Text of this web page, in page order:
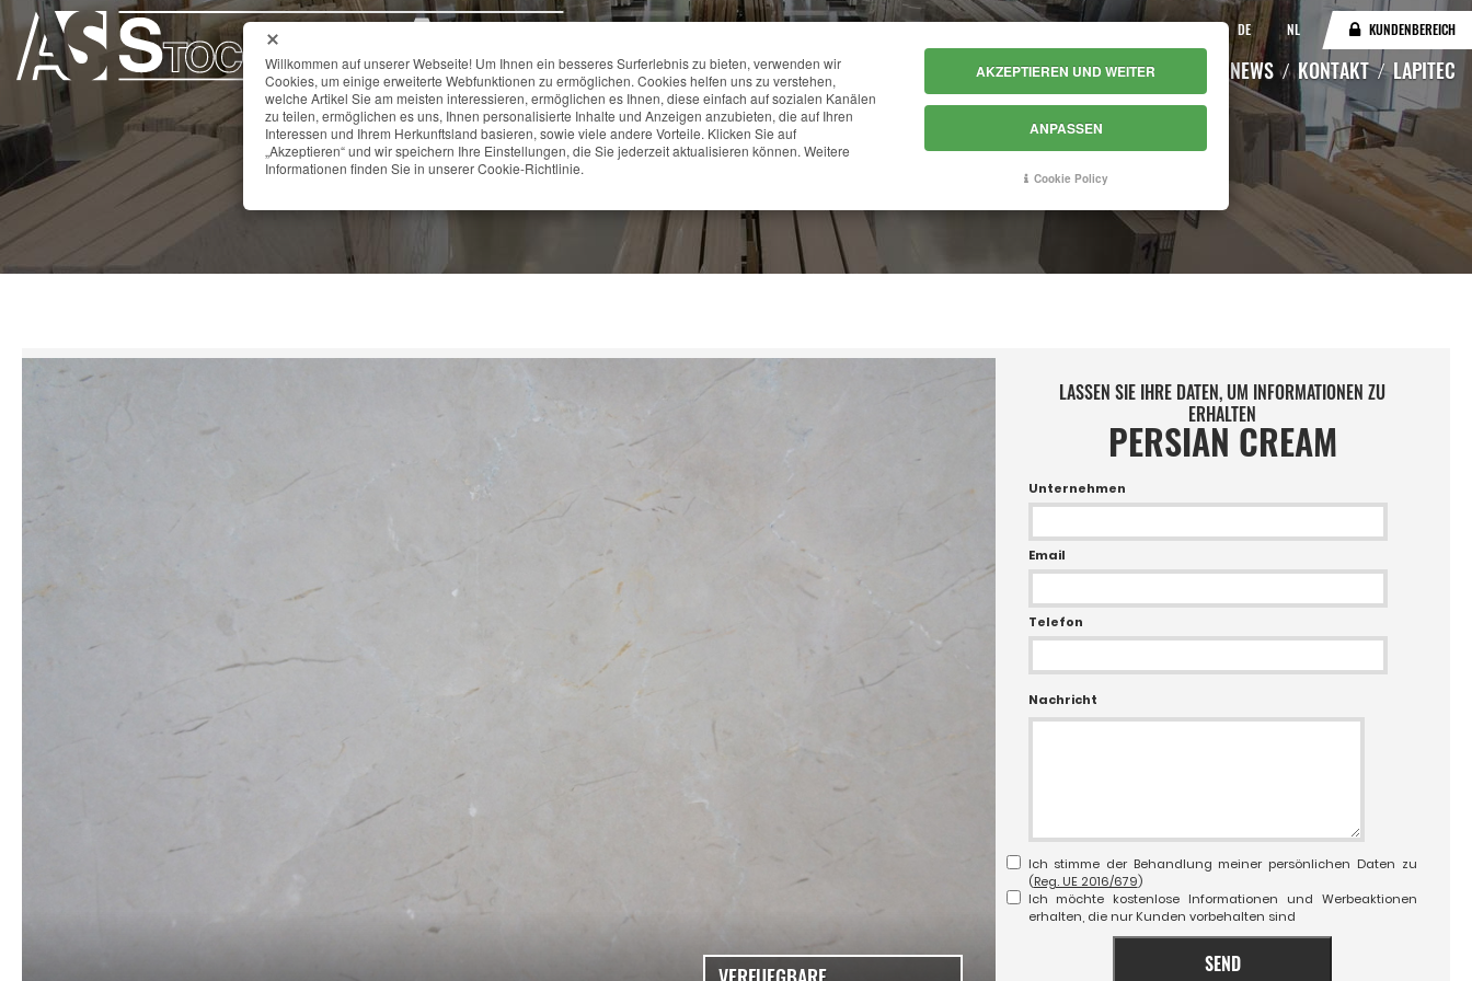
DE NL KUNDENBEREICH
KATALOG LAGERBESTAND NEWS KONTAKT LAPITEC
PERSIAN CREAM
LASSEN SIE IHRE DATEN, UM INFORMATIONEN ZU
ERHALTEN
PERSIAN CREAM
Unternehmen
Email
Telefon
Nachricht
Ich stimme der Behandlung meiner persönlichen Daten zu
(Reg. UE 2016/679)
Ich möchte kostenlose Informationen und Werbeaktionen
erhalten, die nur Kunden vorbehalten sind
SEND
Willkommen auf unserer Webseite! Um Ihnen ein besseres Surferlebnis zu bieten, verwenden wir
Cookies, um einige erweiterte Webfunktionen zu ermöglichen. Cookies helfen uns zu verstehen,
welche Artikel Sie am meisten interessieren, ermöglichen es Ihnen, diese einfach auf sozialen Kanälen
zu teilen, ermöglichen es uns, Ihnen personalisierte Inhalte und Anzeigen anzubieten, die auf Ihren
Interessen und Ihrem Herkunftsland basieren, sowie viele andere Vorteile. Klicken Sie auf
„Akzeptieren“ und wir speichern Ihre Einstellungen, die Sie jederzeit aktualisieren können. Weitere
Informationen finden Sie in unserer Cookie-Richtlinie.
AKZEPTIEREN UND WEITER
ANPASSEN
Cookie Policy